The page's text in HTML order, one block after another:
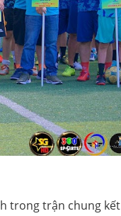
trong trận chung kết